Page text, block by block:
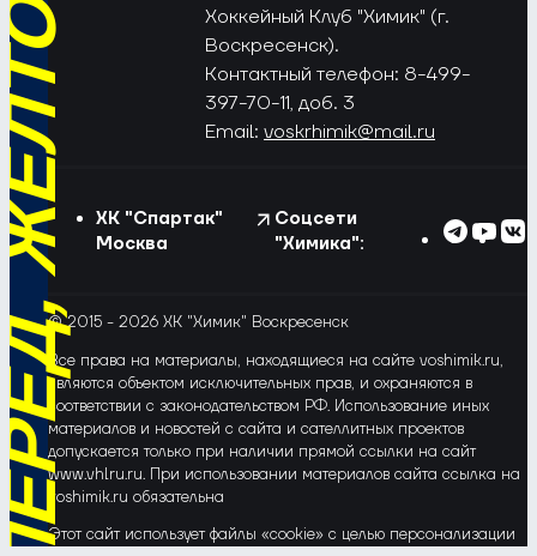
Хоккейный Клуб "Химик" (г.
Воскресенск).
Контактный телефон: 8-499-
397-70-11, доб. 3
Email: voskrhimik@mail.ru
ХК "Спартак"
Москва
Соцсети
"Химика":
© 2015 - 2026 ХК "Химик" Воскресенск
Все права на материалы, находящиеся на сайте voshimik.ru,
являются объектом исключительных прав, и охраняются в
соответствии с законодательством РФ. Использование иных
материалов и новостей с сайта и сателлитных проектов
допускается только при наличии прямой ссылки на сайт
www.vhlru.ru. При использовании материалов сайта ссылка на
voshimik.ru обязательна
Этот сайт использует файлы «cookie» с целью персонализации